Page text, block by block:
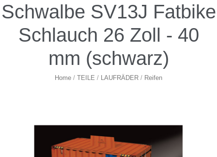
Schwalbe SV13J Fatbike
Schlauch 26 Zoll - 40
mm (schwarz)
Home / TEILE / LAUFRÄDER / Reifen